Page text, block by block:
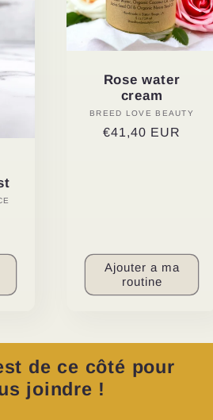
:
Rose water
cream
Distributeur :
BREED LOVE BEAUTY
Prix
€41,40 EUR
Ajouter a ma
routine
de ce côté pour
joindre !